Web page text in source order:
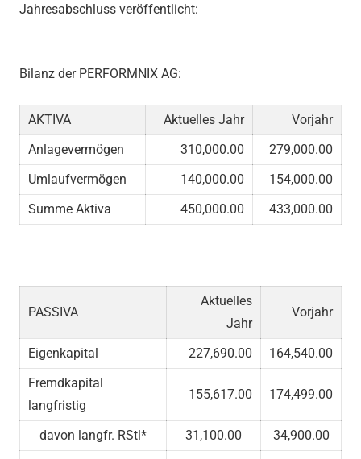
Jahresabschluss veröffentlicht:
Bilanz der PERFORMNIX AG:
AKTIVA Aktuelles Jahr
Vorjahr
Anlagevermögen
310,000.00
279,000.00
Umlaufvermögen
140,000.00
154,000.00
Summe Aktiva
450,000.00 433,000.00
PASSIVA
Aktuelles
Jahr
Vorjahr
Eigenkapital 227,690.00
164,540.00
Fremdkapital
langfristig
155,617.00 174,499.00
davon langfr. RStl* 31,100.00
34,900.00